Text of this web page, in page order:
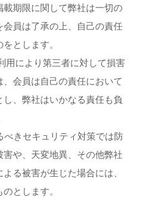
期限に関して弊社は一切の
員は了承の上、自己の責任
とします。
用により第三者に対して損害
、会員は自己の責任において
、弊社はいかなる責任も負
べきセキュリティ対策では防
害や、天変地異、その他弊社
る被害が生じた場合には、
とします。